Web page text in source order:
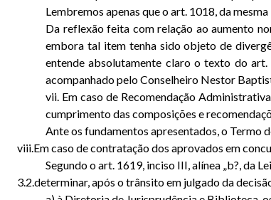
Lembremos apenas que o art. 1018, da
Da reflexão feita com relação ao aumento
embora tal item tenha sido objeto de
entende absolutamente claro o texto do art.
acompanhado pelo Conselheiro Nestor
vii. Em caso de Recomendação
cumprimento das composições e
Ante os fundamentos apresentados, o Termo
viii.Em caso de contratação dos aprovados em
Segundo o art. 1619, inciso III, alínea „b?, da
3.2.determinar, após o trânsito em julgado da